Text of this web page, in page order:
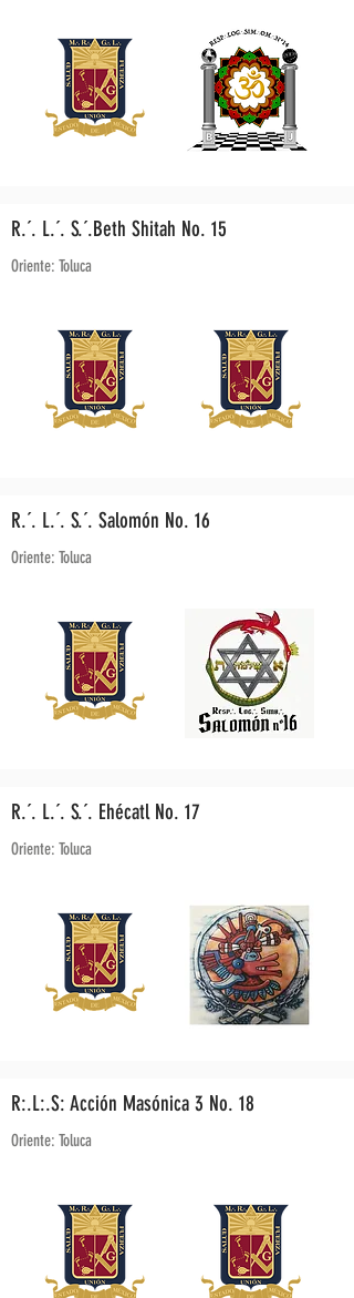
R.´. L.´. S.´.Beth Shitah No. 15
Oriente: Toluca
R.´. L.´. S.´. Salomón No. 16
Oriente: Toluca
R.´. L.´. S.´. Ehécatl No. 17
Oriente: Toluca
R:.L:.S: Acción Masónica 3 No. 18
Oriente: Toluca